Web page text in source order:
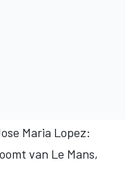
Maria Lopez:
van Le Mans,